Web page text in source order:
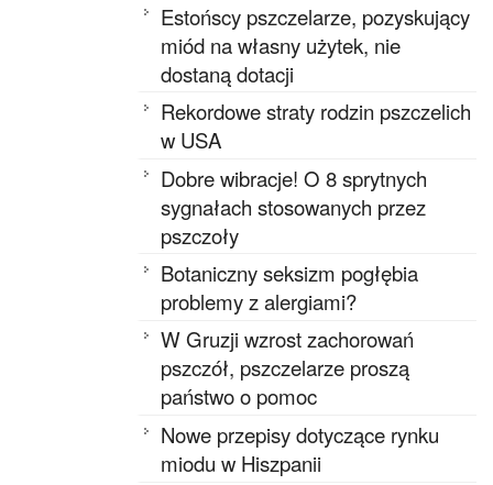
Estońscy pszczelarze, pozyskujący
miód na własny użytek, nie
dostaną dotacji
Rekordowe straty rodzin pszczelich
w USA
Dobre wibracje! O 8 sprytnych
sygnałach stosowanych przez
pszczoły
Botaniczny seksizm pogłębia
problemy z alergiami?
W Gruzji wzrost zachorowań
pszczół, pszczelarze proszą
państwo o pomoc
Nowe przepisy dotyczące rynku
miodu w Hiszpanii